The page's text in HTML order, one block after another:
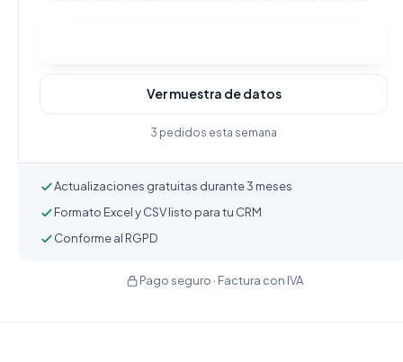
Ver muestra de datos
3 pedidos esta semana
Actualizaciones gratuitas durante 3 meses
Formato Excel y CSV listo para tu CRM
Conforme al RGPD
Pago seguro · Factura con IVA